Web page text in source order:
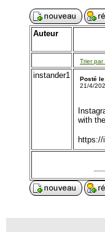
Auteur
Trier
instander1
Posté
21/4/
with
https://